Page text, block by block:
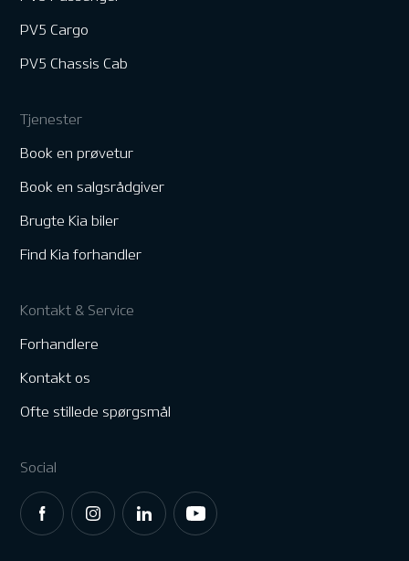
PV5 Cargo
PV5 Chassis Cab
Tjenester
Book en prøvetur
Book en salgsrådgiver
Brugte Kia biler
Find Kia forhandler
Kontakt & Service
Forhandlere
Kontakt os
Ofte stillede spørgsmål
Social